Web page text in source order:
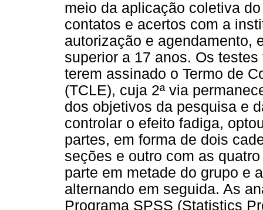
meio da aplicação coletiva
contatos e acertos com a
autorização e agendamento,
superior a 17 anos. Os
terem assinado o Termo de
(TCLE), cuja 2ª via
dos objetivos da pesquisa e
controlar o efeito fadiga,
partes, em forma de dois
seções e outro com as
parte em metade do grupo e
alternando em seguida. As
Programa SPSS (Statistics